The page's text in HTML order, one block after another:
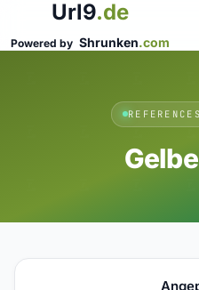
Url9.de
Powered by Shrunken.com